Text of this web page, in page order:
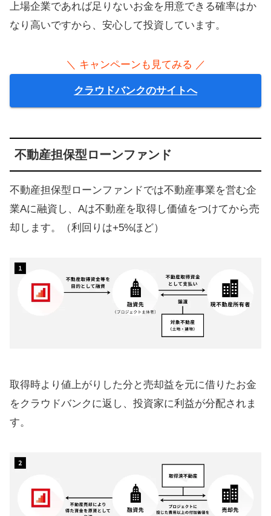
上場企業であれば足りないお金を用意できる確率はか
なり高いですから、安心して投資しています。
＼ キャンペーンも見てみる ／
クラウドバンクのサイトへ
不動産担保型ローンファンド
不動産担保型ローンファンドでは不動産事業を営む企
業Aに融資し、Aは不動産を取得し価値をつけてから売
却します。（利回りは+5%ほど）
取得時より値上がりした分と売却益を元に借りたお金
をクラウドバンクに返し、投資家に利益が分配されま
す。